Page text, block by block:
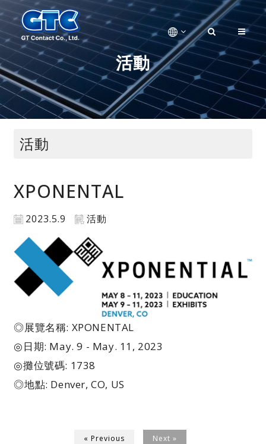
活動
活動
XPONENTAL
2023.5.9 活動
◎展覽名稱: XPONENTAL
◎日期: May. 9 - May. 11, 2023
◎攤位號碼: 1738
◎地點: Denver, CO, US
« Previous Next »